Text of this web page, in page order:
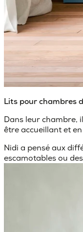
Lits pour chambres
Dans leur chambre,
être accueillant et
Nidi a pensé aux
escamotables ou